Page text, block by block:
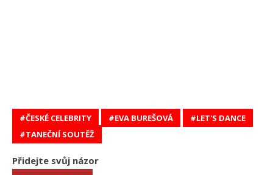
ČESKÉ CELEBRITY EVA BUREŠOVÁ
LET'S DANCE
TANEČNÍ SOUTĚŽ
Přidejte svůj názor